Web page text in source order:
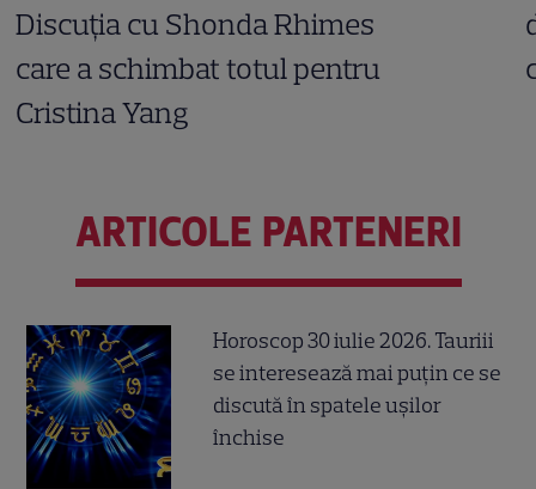
Discuția cu Shonda Rhimes
care a schimbat totul pentru
Cristina Yang
ARTICOLE PARTENERI
Horoscop 30 iulie 2026. Tauriii
se interesează mai puțin ce se
discută în spatele ușilor
închise